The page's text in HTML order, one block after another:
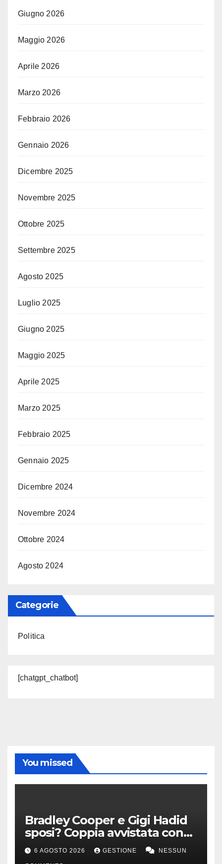
Giugno 2026
Maggio 2026
Aprile 2026
Marzo 2026
Febbraio 2026
Gennaio 2026
Dicembre 2025
Novembre 2025
Ottobre 2025
Settembre 2025
Agosto 2025
Luglio 2025
Giugno 2025
Maggio 2025
Aprile 2025
Marzo 2025
Febbraio 2025
Gennaio 2025
Dicembre 2024
Novembre 2024
Ottobre 2024
Agosto 2024
Categorie
Politica
[chatgpt_chatbot]
You missed
Bradley Cooper e Gigi Hadid
sposi? Coppia avvistata con
anello all’anulare
6 AGOSTO 2026 GESTIONE NESSUN